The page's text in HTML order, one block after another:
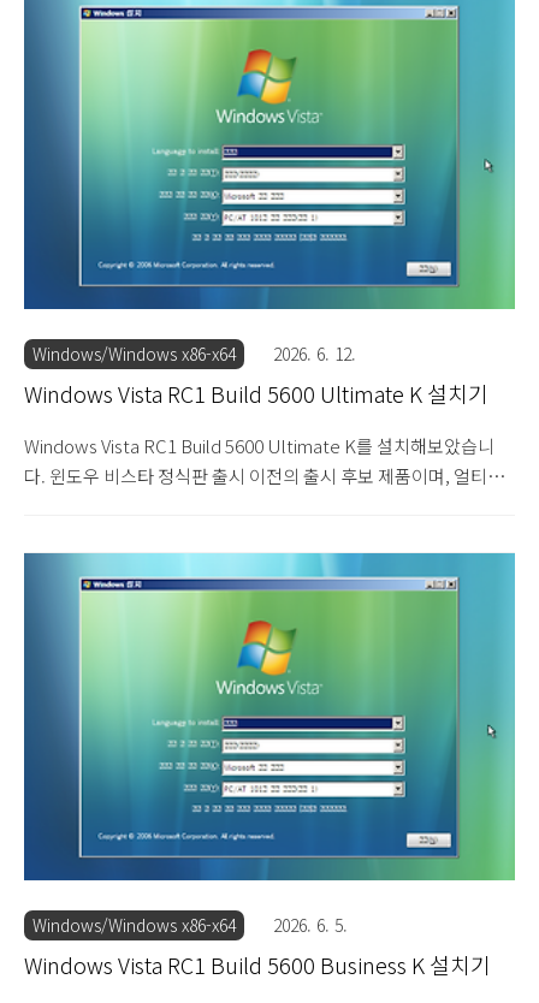
다음커뮤니케이션에서 공정거래위원회에 문제를 제기한 것이 받아
들여진 것과 관련한 시정 조치에 따른 것입니다. 이외의 차이점은
없습니다. 설치 DVD를 넣고 부팅합니다. 윈도우 비스타 RC1 빌드
5600의 설치를 시작합니다. 한글이 깨져서 나옵니다. 다음을 눌러
설치를 진행합니다. 제품 키를 입력하는 화면이 나옵니다. 입력하지
않고 넘어갑니다. 설치할 에디션을 ..
Windows/Windows x86-x64 2026. 6. 12.
Windows Vista RC1 Build 5600 Ultimate K 설치기
Windows Vista RC1 Build 5600 Ultimate K를 설치해보았습니
다. 윈도우 비스타 정식판 출시 이전의 출시 후보 제품이며, 얼티밋
지 이어집니다. 메신저와 미디어 플레이어 프로그램의 포함 유무에
따라 K와 KN 버전으로 나뉩니다. 설치 DVD를 넣고 부팅 중입니다.
윈도우 비스타 RC1 빌드 5600의 설치를 시작합니다. 한글이 깨져
서 나옵니다. 다음을 눌러 설치를 진행합니다. 제품 키를 입력하는
단계입니다. 입력하지 않고 넘어갑니다. 설치할 에디션을 선택합니
다. 얼티밋을 선택합니다. 사용권 계약서입니다. 동의함에 체크하고
넘어갑니다. 설치 옵션을 선택합..
Windows/Windows x86-x64 2026. 6. 5.
Windows Vista RC1 Build 5600 Business K 설치기